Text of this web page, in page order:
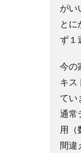
がい
とに
ず１
今の
キス
てい
通常
用（
間違